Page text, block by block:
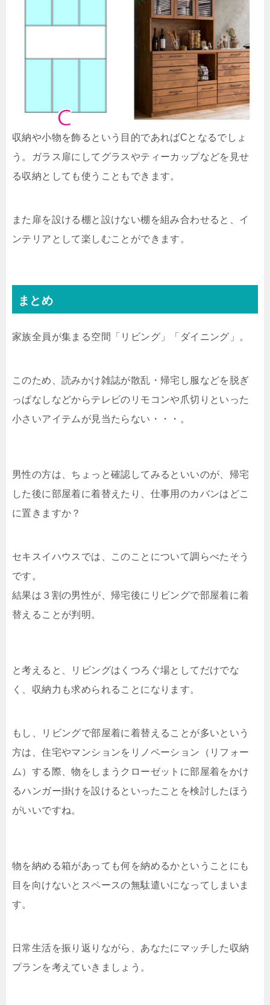
収納や小物を飾るという目的であればCとなるでしょ
う。ガラス扉にしてグラスやティーカップなどを見せ
る収納としても使うこともできます。
また扉を設ける棚と設けない棚を組み合わせると、イ
ンテリアとして楽しむことができます。
まとめ
家族全員が集まる空間「リビング」「ダイニング」。
このため、読みかけ雑誌が散乱・帰宅し服などを脱ぎ
っぱなしなどからテレビのリモコンや爪切りといった
小さいアイテムが見当たらない・・・。
男性の方は、ちょっと確認してみるといいのが、帰宅
した後に部屋着に着替えたり、仕事用のカバンはどこ
に置きますか？
セキスイハウスでは、このことについて調らべたそう
です。
結果は３割の男性が、帰宅後にリビングで部屋着に着
替えることが判明。
と考えると、リビングはくつろぐ場としてだけでな
く、収納力も求められることになります。
もし、リビングで部屋着に着替えることが多いという
方は、住宅やマンションをリノベーション（リフォー
ム）する際、物をしまうクローゼットに部屋着をかけ
るハンガー掛けを設けるといったことを検討したほう
がいいですね。
物を納める箱があっても何を納めるかということにも
目を向けないとスペースの無駄遣いになってしまいま
す。
日常生活を振り返りながら、あなたにマッチした収納
プランを考えていきましょう。